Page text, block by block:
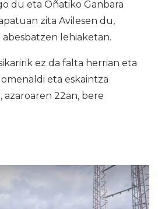
du eta Oñatiko Ganbara
zita Avilesen du,
lehiaketan.
ez da falta herrian eta
eta eskaintza
22an, bere